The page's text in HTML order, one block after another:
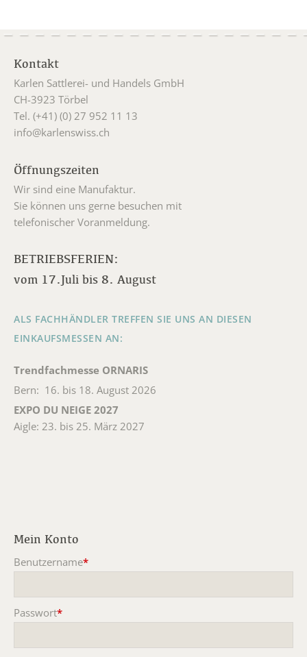
Kontakt
Karlen Sattlerei- und Handels GmbH
CH-3923 Törbel
Tel. (+41) (0) 27 952 11 13
info@karlenswiss.ch
Öffnungszeiten
Wir sind eine Manufaktur.
Sie können uns gerne besuchen mit
telefonischer Voranmeldung.
BETRIEBSFERIEN:
vom 17.Juli bis 8. August
ALS FACHHÄNDLER TREFFEN SIE UNS AN DIESEN
EINKAUFSMESSEN AN:
Trendfachmesse ORNARIS
Bern: 16. bis 18. August 2026
EXPO DU NEIGE 2027
Aigle: 23. bis 25. März 2027
Mein Konto
Benutzername*
Passwort*